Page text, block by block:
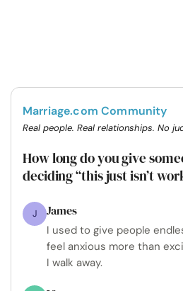
Marriage.com Community
Real people. Real relationships. No
How long do you give
deciding “this just isn’t
J James
I used to give people
feel anxious more than
I walk away.